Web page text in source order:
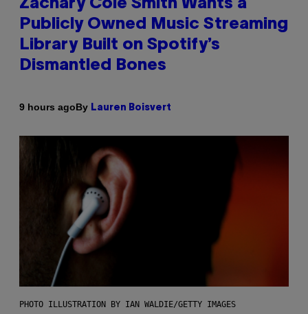
Zachary Cole Smith Wants a
Publicly Owned Music Streaming
Library Built on Spotify’s
Dismantled Bones
9 hours agoBy Lauren Boisvert
PHOTO ILLUSTRATION BY IAN WALDIE/GETTY IMAGES